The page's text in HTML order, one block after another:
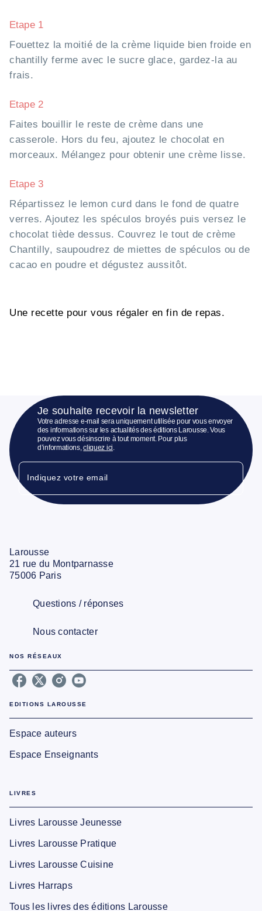
Etape 1
Fouettez la moitié de la crème liquide bien froide en
chantilly ferme avec le sucre glace, gardez-la au
frais.
Etape 2
Faites bouillir le reste de crème dans une
casserole. Hors du feu, ajoutez le chocolat en
morceaux. Mélangez pour obtenir une crème lisse.
Etape 3
Répartissez le lemon curd dans le fond de quatre
verres. Ajoutez les spéculos broyés puis versez le
chocolat tiède dessus. Couvrez le tout de crème
Chantilly, saupoudrez de miettes de spéculos ou de
cacao en poudre et dégustez aussitôt.
Une recette pour vous régaler en fin de repas.
Je souhaite recevoir la newsletter
Votre adresse e-mail sera uniquement utilisée pour vous envoyer
des informations sur les actualités des éditions Larousse. Vous
pouvez vous désinscrire à tout moment. Pour plus
d’informations,cliquez ici
Indiquez votre email
Larousse
21 rue du Montparnasse
75006 Paris
Questions / réponses
Nous contacter
NOS RÉSEAUX
EDITIONS LAROUSSE
Espace auteurs
Espace Enseignants
LIVRES
Livres Larousse Jeunesse
Livres Larousse Pratique
Livres Larousse Cuisine
Livres Harraps
Tous les livres des éditions Larousse